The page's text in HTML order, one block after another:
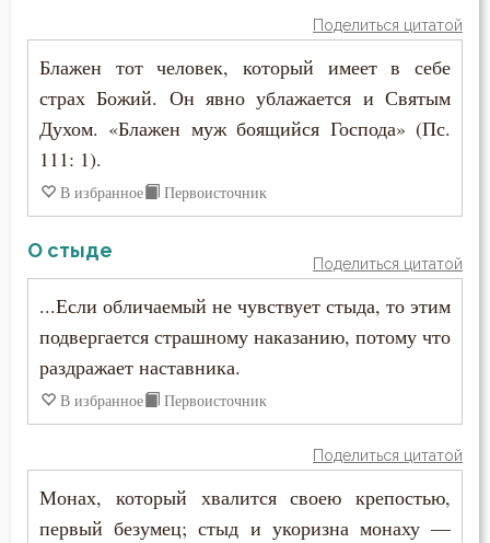
Благодарность
Благодать
Благоразумие
Блуд
Бог
Богопознание
Богоугождение
Анастасий Синаит
Анатолий Оптинский (Зерцалов)
Антоний Великий
Антоний Оптинский (Путилов)
Афанасий (Сахаров)
Афанасий Великий
Варнава
Григорий Богослов
Поделиться цитатой
Блажен тот человек, который имеет в себе
страх Божий. Он явно ублажается и Святым
Духом. «Блажен муж боящийся Господа» (Пс.
111: 1).
В избранное Первоисточник
О стыде
Поделиться цитатой
...Если обличаемый не чувствует стыда, то этим
подвергается страшному наказанию, потому что
раздражает наставника.
В избранное Первоисточник
Поделиться цитатой
Монах, который хвалится своею крепостью,
первый безумец; стыд и укоризна монаху —